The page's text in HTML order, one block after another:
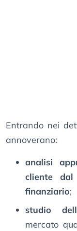
Entrando nei
annoverano:
analisi
cliente
finanziario;
studio
mercato